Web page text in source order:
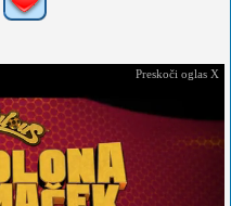
Preskoči oglas X